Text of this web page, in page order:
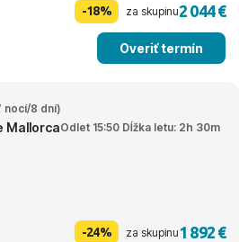
-18% za skupinu2 044 €
Overiť termín
nocí/8 dní)
MallorcaOdlet 15:50 Dĺžka letu: 2h 30m
-24% za skupinu1 892 €